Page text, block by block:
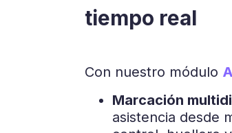
tiempo real
Con nuestro módulo
Marcación
asistencia desde